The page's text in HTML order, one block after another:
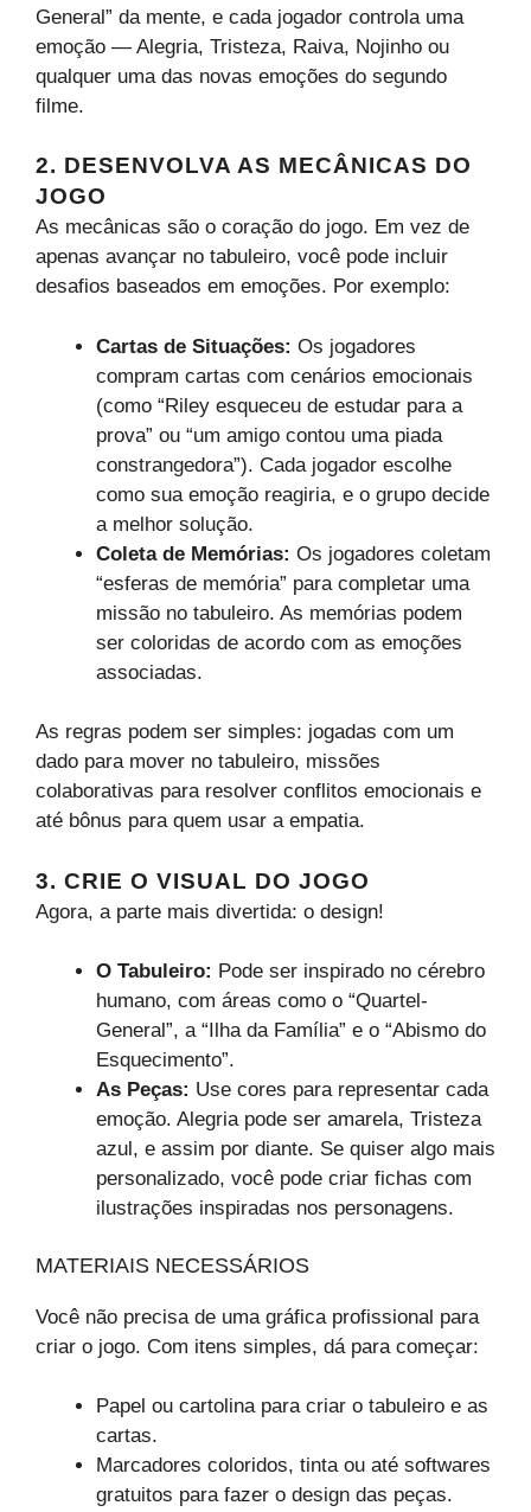
General” da mente, e cada jogador controla uma
emoção — Alegria, Tristeza, Raiva, Nojinho ou
qualquer uma das novas emoções do segundo
filme.
2. DESENVOLVA AS MECÂNICAS DO
JOGO
As mecânicas são o coração do jogo. Em vez de
apenas avançar no tabuleiro, você pode incluir
desafios baseados em emoções. Por exemplo:
Cartas de Situações: Os jogadores
compram cartas com cenários emocionais
(como “Riley esqueceu de estudar para a
prova” ou “um amigo contou uma piada
constrangedora”). Cada jogador escolhe
como sua emoção reagiria, e o grupo decide
a melhor solução.
Coleta de Memórias: Os jogadores coletam
“esferas de memória” para completar uma
missão no tabuleiro. As memórias podem
ser coloridas de acordo com as emoções
associadas.
As regras podem ser simples: jogadas com um
dado para mover no tabuleiro, missões
colaborativas para resolver conflitos emocionais e
até bônus para quem usar a empatia.
3. CRIE O VISUAL DO JOGO
Agora, a parte mais divertida: o design!
O Tabuleiro: Pode ser inspirado no cérebro
humano, com áreas como o “Quartel-
General”, a “Ilha da Família” e o “Abismo do
Esquecimento”.
As Peças: Use cores para representar cada
emoção. Alegria pode ser amarela, Tristeza
azul, e assim por diante. Se quiser algo mais
personalizado, você pode criar fichas com
ilustrações inspiradas nos personagens.
MATERIAIS NECESSÁRIOS
Você não precisa de uma gráfica profissional para
criar o jogo. Com itens simples, dá para começar:
Papel ou cartolina para criar o tabuleiro e as
cartas.
Marcadores coloridos, tinta ou até softwares
gratuitos para fazer o design das peças.